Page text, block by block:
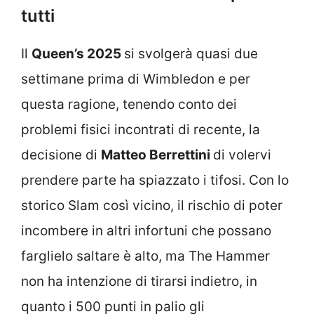
tutti
Il Queen’s 2025 si svolgerà quasi due
settimane prima di Wimbledon e per
questa ragione, tenendo conto dei
problemi fisici incontrati di recente, la
decisione di Matteo Berrettini di volervi
prendere parte ha spiazzato i tifosi. Con lo
storico Slam così vicino, il rischio di poter
incombere in altri infortuni che possano
farglielo saltare è alto, ma The Hammer
non ha intenzione di tirarsi indietro, in
quanto i 500 punti in palio gli